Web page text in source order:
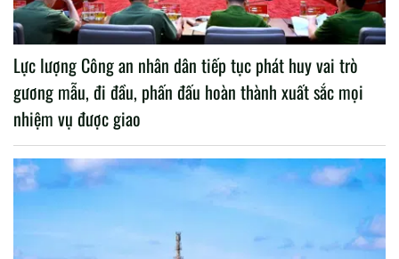
Lực lượng Công an nhân dân tiếp tục phát huy vai trò
gương mẫu, đi đầu, phấn đấu hoàn thành xuất sắc mọi
nhiệm vụ được giao